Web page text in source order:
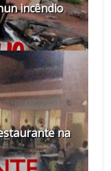
incêndio
na